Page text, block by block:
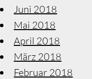
Juni 2018
Mai 2018
April 2018
März 2018
Februar 2018